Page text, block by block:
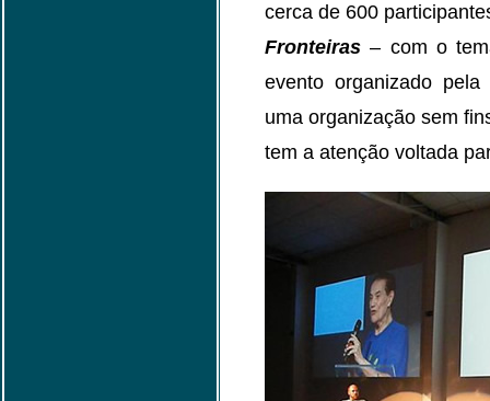
cerca de 600
Fronteiras – com o
evento organizado
uma organização sem
tem a atenção voltada